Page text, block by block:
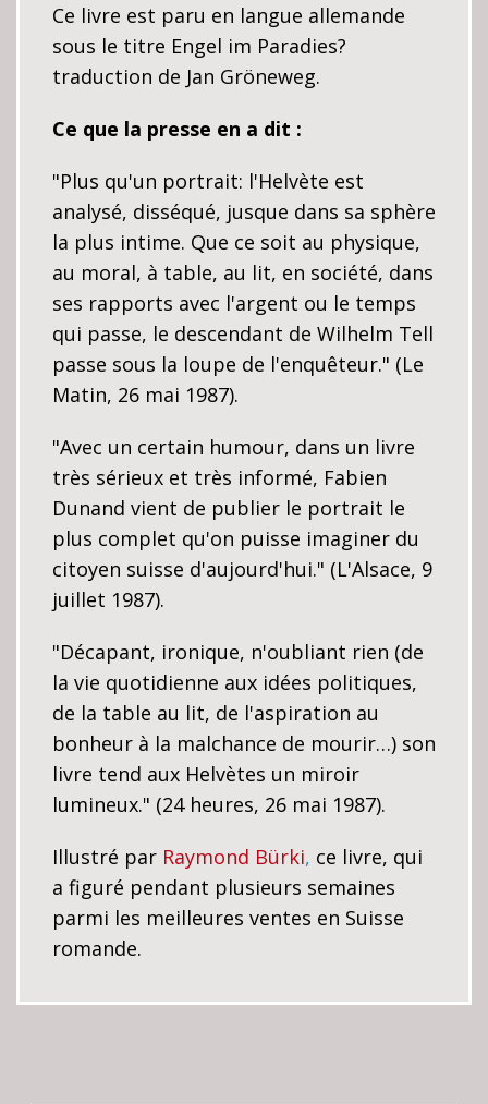
Ce livre est paru en langue allemande
sous le titre Engel im Paradies?
traduction de Jan Gröneweg.
Ce que la presse en a dit :
"Plus qu'un portrait: l'Helvète est
analysé, disséqué, jusque dans sa sphère
la plus intime. Que ce soit au physique,
au moral, à table, au lit, en société, dans
ses rapports avec l'argent ou le temps
qui passe, le descendant de Wilhelm Tell
passe sous la loupe de l'enquêteur." (Le
Matin, 26 mai 1987).
"Avec un certain humour, dans un livre
très sérieux et très informé, Fabien
Dunand vient de publier le portrait le
plus complet qu'on puisse imaginer du
citoyen suisse d'aujourd'hui." (L'Alsace, 9
juillet 1987).
"Décapant, ironique, n'oubliant rien (de
la vie quotidienne aux idées politiques,
de la table au lit, de l'aspiration au
bonheur à la malchance de mourir…) son
livre tend aux Helvètes un miroir
lumineux." (24 heures, 26 mai 1987).
Illustré par Raymond Bürki, ce livre, qui
a figuré pendant plusieurs semaines
parmi les meilleures ventes en Suisse
romande.